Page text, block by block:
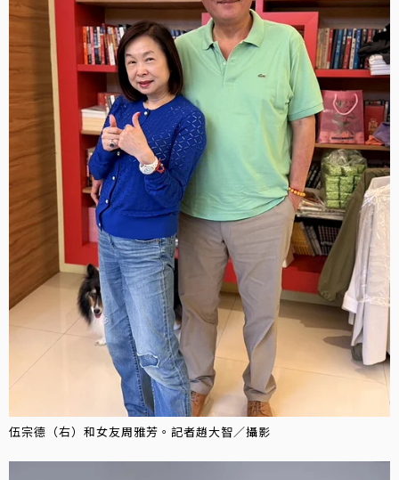
伍宗德（右）和女友周雅芳。記者趙大智／攝影